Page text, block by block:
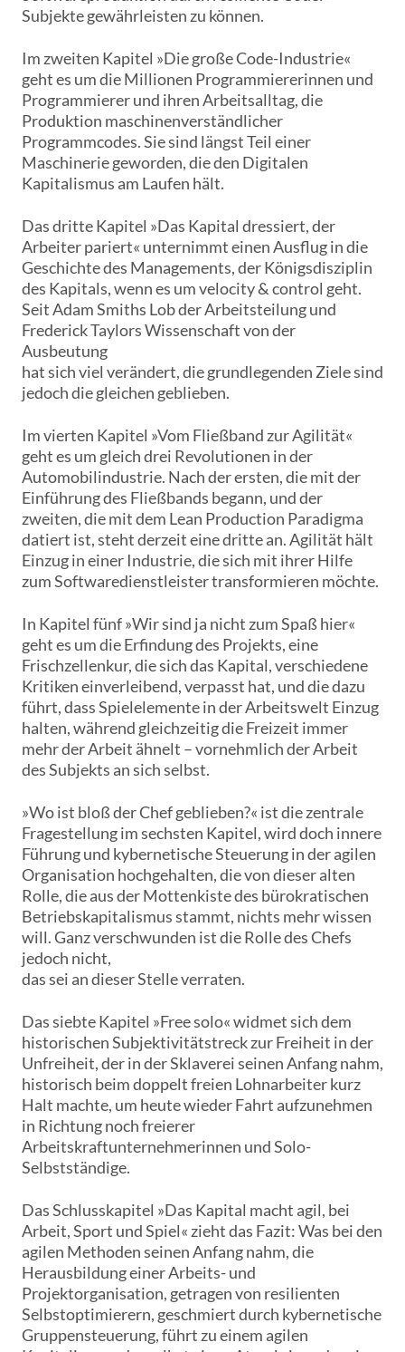
Subjekte gewährleisten zu können.
Im zweiten Kapitel »Die große Code-Industrie«
geht es um die Millionen Programmiererinnen und
Programmierer und ihren Arbeitsalltag, die
Produktion maschinenverständlicher
Programmcodes. Sie sind längst Teil einer
Maschinerie geworden, die den Digitalen
Kapitalismus am Laufen hält.
Das dritte Kapitel »Das Kapital dressiert, der
Arbeiter pariert« unternimmt einen Ausflug in die
Geschichte des Managements, der Königsdisziplin
des Kapitals, wenn es um velocity & control geht.
Seit Adam Smiths Lob der Arbeitsteilung und
Frederick Taylors Wissenschaft von der
Ausbeutung
hat sich viel verändert, die grundlegenden Ziele sind
jedoch die gleichen geblieben.
Im vierten Kapitel »Vom Fließband zur Agilität«
geht es um gleich drei Revolutionen in der
Automobilindustrie. Nach der ersten, die mit der
Einführung des Fließbands begann, und der
zweiten, die mit dem Lean Production Paradigma
datiert ist, steht derzeit eine dritte an. Agilität hält
Einzug in einer Industrie, die sich mit ihrer Hilfe
zum Softwaredienstleister transformieren möchte.
In Kapitel fünf »Wir sind ja nicht zum Spaß hier«
geht es um die Erfindung des Projekts, eine
Frischzellenkur, die sich das Kapital, verschiedene
Kritiken einverleibend, verpasst hat, und die dazu
führt, dass Spielelemente in der Arbeitswelt Einzug
halten, während gleichzeitig die Freizeit immer
mehr der Arbeit ähnelt – vornehmlich der Arbeit
des Subjekts an sich selbst.
»Wo ist bloß der Chef geblieben?« ist die zentrale
Fragestellung im sechsten Kapitel, wird doch innere
Führung und kybernetische Steuerung in der agilen
Organisation hochgehalten, die von dieser alten
Rolle, die aus der Mottenkiste des bürokratischen
Betriebskapitalismus stammt, nichts mehr wissen
will. Ganz verschwunden ist die Rolle des Chefs
jedoch nicht,
das sei an dieser Stelle verraten.
Das siebte Kapitel »Free solo« widmet sich dem
historischen Subjektivitätstreck zur Freiheit in der
Unfreiheit, der in der Sklaverei seinen Anfang nahm,
historisch beim doppelt freien Lohnarbeiter kurz
Halt machte, um heute wieder Fahrt aufzunehmen
in Richtung noch freierer
Arbeitskraftunternehmerinnen und Solo-
Selbstständige.
Das Schlusskapitel »Das Kapital macht agil, bei
Arbeit, Sport und Spiel« zieht das Fazit: Was bei den
agilen Methoden seinen Anfang nahm, die
Herausbildung einer Arbeits- und
Projektorganisation, getragen von resilienten
Selbstoptimierern, geschmiert durch kybernetische
Gruppensteuerung, führt zu einem agilen